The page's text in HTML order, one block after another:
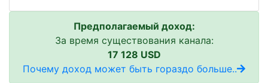
Предполагаемый доход:
За время существования канала:
17 128 USD
Почему доход может быть гораздо больше..